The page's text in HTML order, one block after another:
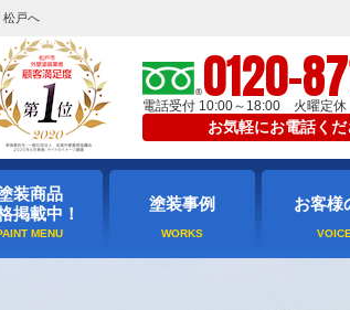
松戸へ
0120-
電話受付 10:00～18:00 火曜定休
お気軽にお電話くだ
装商品
掲載中！
塗装事例 お客様